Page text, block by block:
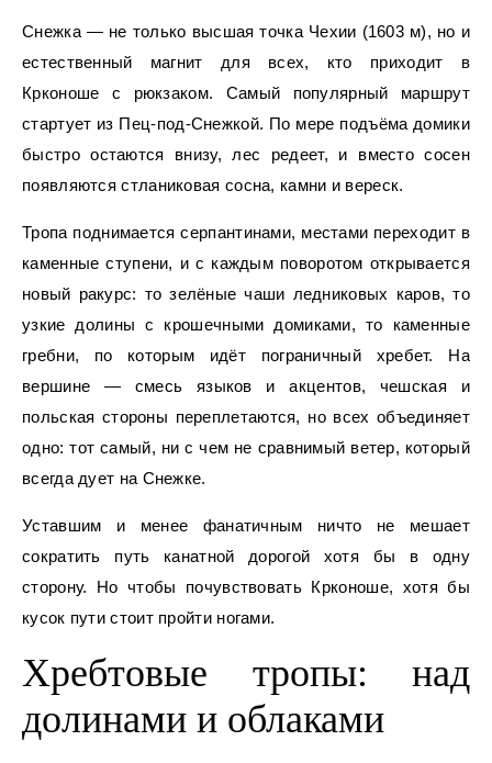
Снежка — не только высшая точка Чехии (1603 м), но и
естественный магнит для всех, кто приходит в
Крконоше с рюкзаком. Самый популярный маршрут
стартует из Пец-под-Снежкой. По мере подъёма домики
быстро остаются внизу, лес редеет, и вместо сосен
появляются стланиковая сосна, камни и вереск.
Тропа поднимается серпантинами, местами переходит в
каменные ступени, и с каждым поворотом открывается
новый ракурс: то зелёные чаши ледниковых каров, то
узкие долины с крошечными домиками, то каменные
гребни, по которым идёт пограничный хребет. На
вершине — смесь языков и акцентов, чешская и
польская стороны переплетаются, но всех объединяет
одно: тот самый, ни с чем не сравнимый ветер, который
всегда дует на Снежке.
Уставшим и менее фанатичным ничто не мешает
сократить путь канатной дорогой хотя бы в одну
сторону. Но чтобы почувствовать Крконоше, хотя бы
кусок пути стоит пройти ногами.
Хребтовые тропы: над
долинами и облаками